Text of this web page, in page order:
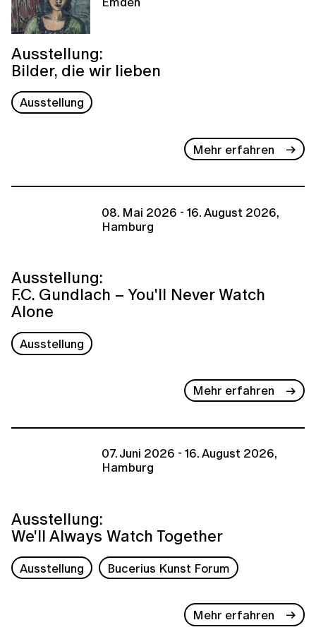
Ausstellung:
Bilder, die wir lieben
Ausstellung
Mehr erfahren
08. Mai 2026 - 16. August 2026,
Hamburg
Ausstellung:
F.C. Gundlach – You'll Never Watch
Alone
Ausstellung
Mehr erfahren
07. Juni 2026 - 16. August 2026,
Hamburg
Ausstellung:
We'll Always Watch Together
Ausstellung Bucerius Kunst Forum
Mehr erfahren